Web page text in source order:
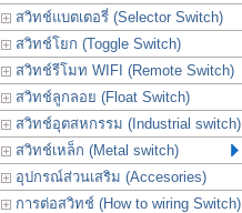
สวิทช์แบตเตอรี่ (Selector Switch)
สวิทช์โยก (Toggle Switch)
สวิทช์รีโมท WIFI (Remote Switch)
สวิทช์ลูกลอย (Float Switch)
สวิทช์อุตสหกรรม (Industrial switch)
สวิทช์เหล็ก (Metal switch)
อุปกรณ์ส่วนเสริม (Accesories)
การต่อสวิทช์ (How to wiring Switch)